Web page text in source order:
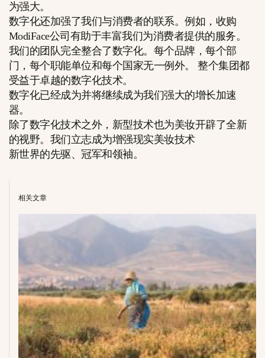
为强大。
数字化还加强了我们与消费者的联系。例如，收购
ModiFace公司有助于丰富我们为消费者提供的服务。
我们的团队完全整合了数字化。每个品牌，每个部
门，每个职能单位和每个国家无一例外。 整个集团都
受益于卓越的数字化技术。
数字化已经成为并将继续成为我们强大的增长加速
器。
除了数字化技术之外，新型技术也为美妆开辟了全新
的视野。我们立志成为增强现实美妆技术
新世界的先驱、冠军和领袖。
相关文章